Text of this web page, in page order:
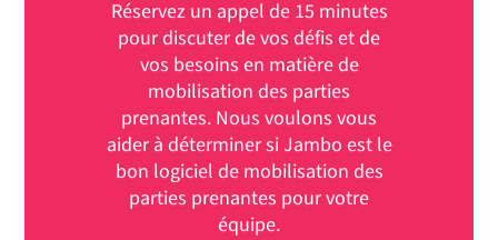
Réservez un appel de 15 minutes
pour discuter de vos défis et de
vos besoins en matière de
mobilisation des parties
prenantes. Nous voulons vous
aider à déterminer si Jambo est le
bon logiciel de mobilisation des
parties prenantes pour votre
équipe.